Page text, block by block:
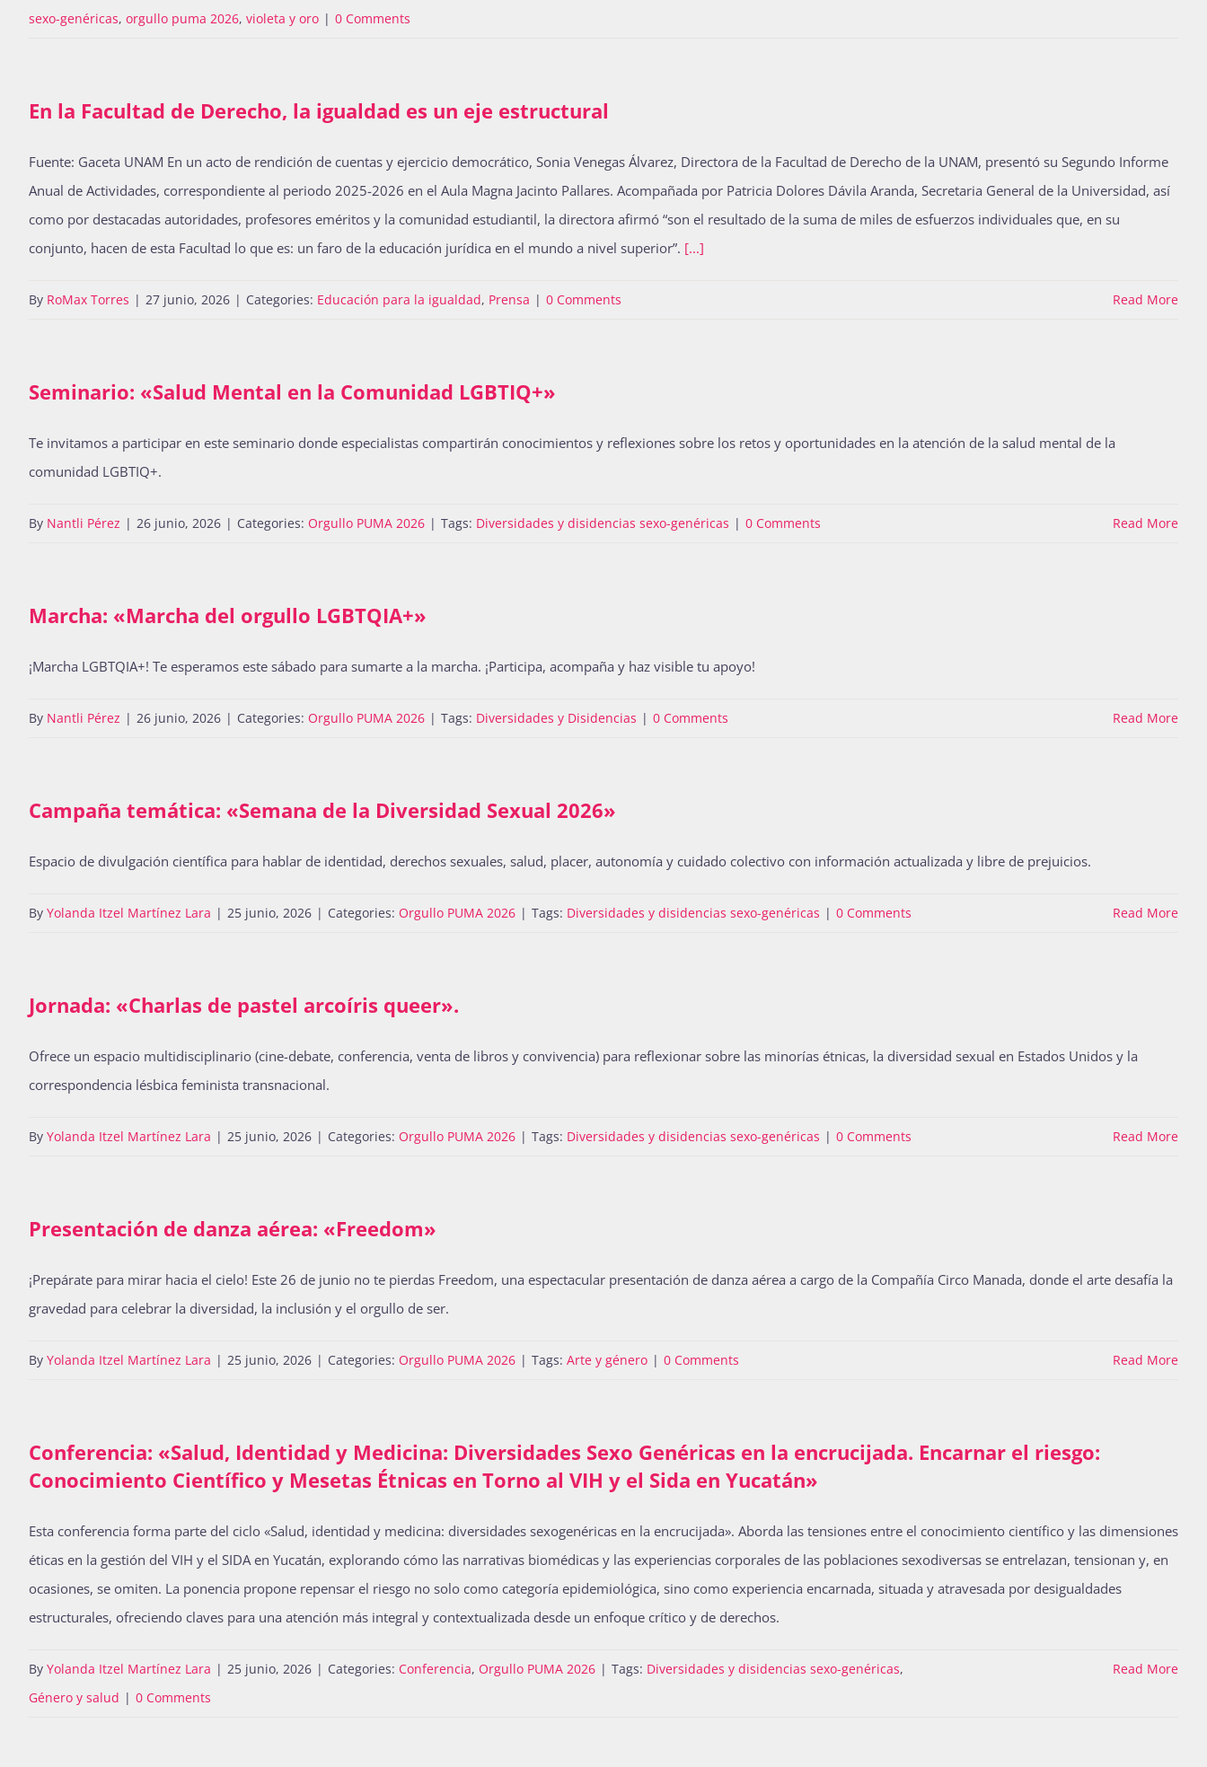
sexo-genéricas, orgullo puma 2026, violeta y oro | 0 Comments
En la Facultad de Derecho, la igualdad es un eje estructural
Fuente: Gaceta UNAM En un acto de rendición de cuentas y ejercicio democrático, Sonia Venegas Álvarez, Directora de la Facultad de Derecho de la UNAM, presentó su Segundo Informe
Anual de Actividades, correspondiente al periodo 2025-2026 en el Aula Magna Jacinto Pallares. Acompañada por Patricia Dolores Dávila Aranda, Secretaria General de la Universidad, así
como por destacadas autoridades, profesores eméritos y la comunidad estudiantil, la directora afirmó “son el resultado de la suma de miles de esfuerzos individuales que, en su
conjunto, hacen de esta Facultad lo que es: un faro de la educación jurídica en el mundo a nivel superior”. [...]
By RoMax Torres | 27 junio, 2026 | Categories: Educación para la igualdad, Prensa | 0 Comments Read More
Seminario: «Salud Mental en la Comunidad LGBTIQ+»
Te invitamos a participar en este seminario donde especialistas compartirán conocimientos y reflexiones sobre los retos y oportunidades en la atención de la salud mental de la
comunidad LGBTIQ+.
By Nantli Pérez | 26 junio, 2026 | Categories: Orgullo PUMA 2026 | Tags: Diversidades y disidencias sexo-genéricas | 0 Comments Read More
Marcha: «Marcha del orgullo LGBTQIA+»
¡Marcha LGBTQIA+! Te esperamos este sábado para sumarte a la marcha. ¡Participa, acompaña y haz visible tu apoyo!
By Nantli Pérez | 26 junio, 2026 | Categories: Orgullo PUMA 2026 | Tags: Diversidades y Disidencias | 0 Comments Read More
Campaña temática: «Semana de la Diversidad Sexual 2026»
Espacio de divulgación científica para hablar de identidad, derechos sexuales, salud, placer, autonomía y cuidado colectivo con información actualizada y libre de prejuicios.
By Yolanda Itzel Martínez Lara | 25 junio, 2026 | Categories: Orgullo PUMA 2026 | Tags: Diversidades y disidencias sexo-genéricas | 0 Comments Read More
Jornada: «Charlas de pastel arcoíris queer».
Ofrece un espacio multidisciplinario (cine-debate, conferencia, venta de libros y convivencia) para reflexionar sobre las minorías étnicas, la diversidad sexual en Estados Unidos y la
correspondencia lésbica feminista transnacional.
By Yolanda Itzel Martínez Lara | 25 junio, 2026 | Categories: Orgullo PUMA 2026 | Tags: Diversidades y disidencias sexo-genéricas | 0 Comments Read More
Presentación de danza aérea: «Freedom»
¡Prepárate para mirar hacia el cielo! Este 26 de junio no te pierdas Freedom, una espectacular presentación de danza aérea a cargo de la Compañía Circo Manada, donde el arte desafía la
gravedad para celebrar la diversidad, la inclusión y el orgullo de ser.
By Yolanda Itzel Martínez Lara | 25 junio, 2026 | Categories: Orgullo PUMA 2026 | Tags: Arte y género | 0 Comments Read More
Conferencia: «Salud, Identidad y Medicina: Diversidades Sexo Genéricas en la encrucijada. Encarnar el riesgo:
Conocimiento Científico y Mesetas Étnicas en Torno al VIH y el Sida en Yucatán»
Esta conferencia forma parte del ciclo «Salud, identidad y medicina: diversidades sexogenéricas en la encrucijada». Aborda las tensiones entre el conocimiento científico y las dimensiones
éticas en la gestión del VIH y el SIDA en Yucatán, explorando cómo las narrativas biomédicas y las experiencias corporales de las poblaciones sexodiversas se entrelazan, tensionan y, en
ocasiones, se omiten. La ponencia propone repensar el riesgo no solo como categoría epidemiológica, sino como experiencia encarnada, situada y atravesada por desigualdades
estructurales, ofreciendo claves para una atención más integral y contextualizada desde un enfoque crítico y de derechos.
By Yolanda Itzel Martínez Lara | 25 junio, 2026 | Categories: Conferencia, Orgullo PUMA 2026 | Tags: Diversidades y disidencias sexo-genéricas,
Género y salud | 0 Comments
Read More